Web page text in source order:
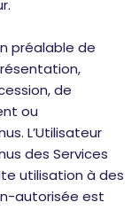
préalable de
de
ou
L’Utilisateur
des Services
utilisation à des
autorisée est